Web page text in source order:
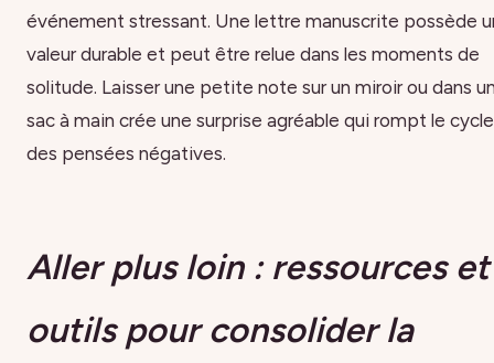
événement stressant. Une lettre manuscrite possède
valeur durable et peut être relue dans les moments de
solitude. Laisser une petite note sur un miroir ou dans
sac à main crée une surprise agréable qui rompt le cycle
des pensées négatives.
Aller plus loin : ressources et
outils pour consolider la